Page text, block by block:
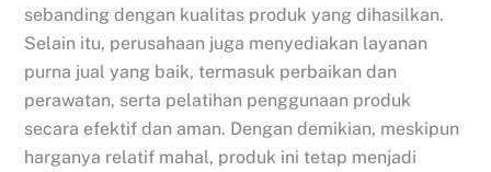
sebanding dengan kualitas produk yang dihasilkan.
Selain itu, perusahaan juga menyediakan layanan
purna jual yang baik, termasuk perbaikan dan
perawatan, serta pelatihan penggunaan produk
secara efektif dan aman. Dengan demikian, meskipun
harganya relatif mahal, produk ini tetap menjadi